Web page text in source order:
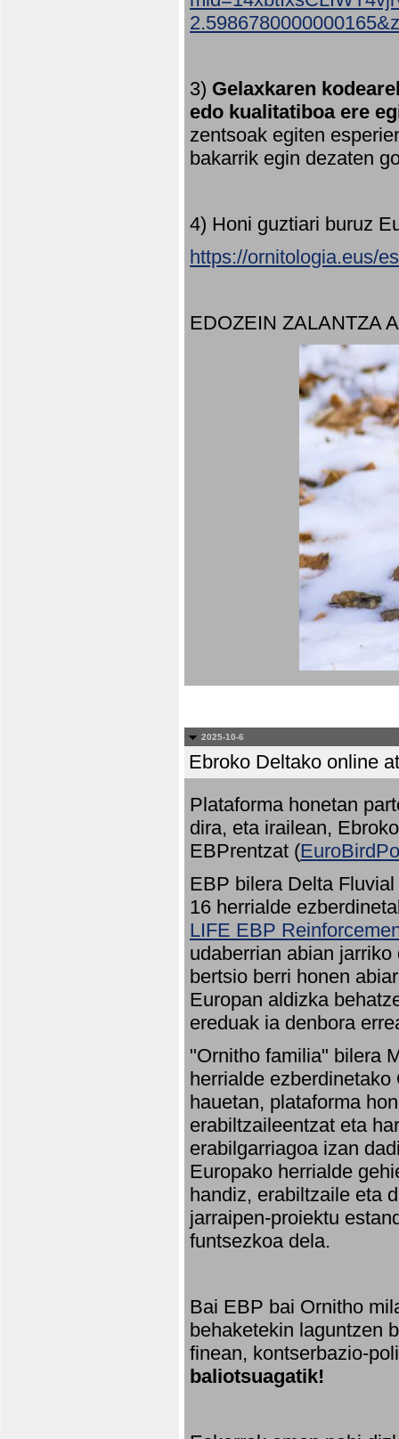
3) Gelaxkaren
edo kualitatiboa ere
zentsoak egiten
bakarrik egin dezaten
4) Honi guztiari buruz
https://ornitologia.eus/
EDOZEIN ZALANTZA
2025-10-6
Ebroko Deltako online
Plataforma honetan
dira, eta irailean,
EBPrentzat (
EBP bilera Delta
16 herrialde
LIFE EBP
udaberrian abian
bertsio berri honen
Europan aldizka
ereduak ia denbora
"Ornitho familia" bilera
herrialde
hauetan, plataforma
erabiltzaileentzat eta
erabilgarriagoa izan
Europako herrialde
handiz, erabiltzaile eta
jarraipen-proiektu
funtsezkoa dela.
Bai EBP bai Ornitho
behaketekin laguntzen
finean, kontserbazio-
baliotsuagatik!